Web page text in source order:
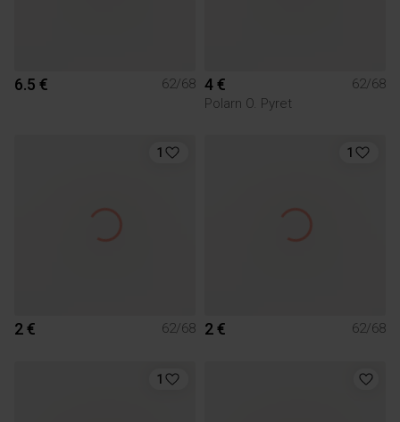
6.5 € 62/68 4 €
62/68
Polarn O. Pyret
1
2 € 62/68
1
2 € 62/68
1